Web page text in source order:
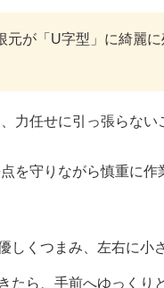
元が「U字型」に綺麗
力任せに引っ張らない
を守りながら慎重に作
しくつまみ、左右に小
たら、手前へゆっくり